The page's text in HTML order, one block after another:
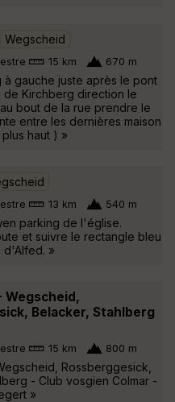
Wegscheid
15 km 670 m
à gauche juste après le pont
Kirchberg direction le
bout de la rue prendre le
entre les dernières maison
haut ) »
13 km 540 m
parking de l'église.
et suivre le rectangle bleu
d'Alfed. »
Wegscheid,
Belacker, Stahlberg
15 km 800 m
Rossberggesick,
- Club vosgien Colmar -
»